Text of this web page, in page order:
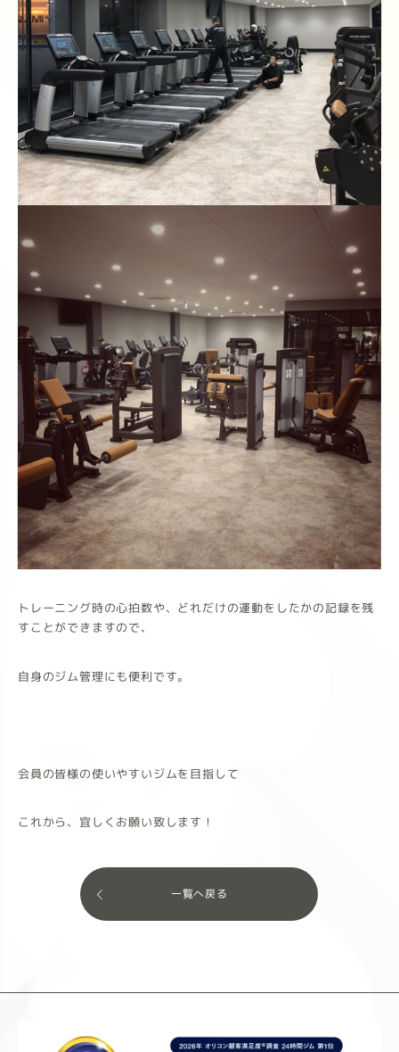
トレーニング時の心拍数や、どれだけの運動をしたかの記録を残
すことができますので、
自身のジム管理にも便利です。
会員の皆様の使いやすいジムを目指して
これから、宜しくお願い致します！
一覧へ戻る